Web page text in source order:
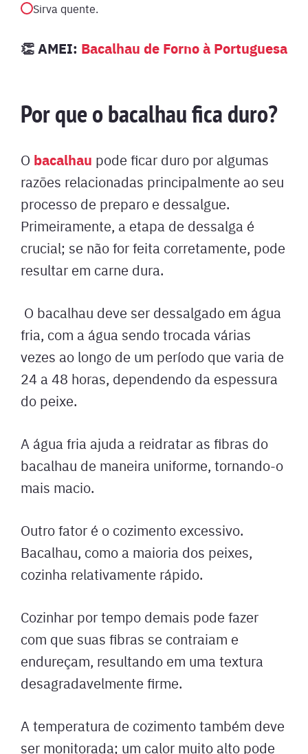
Sirva quente.
👏 AMEI: Bacalhau de Forno à Portuguesa
Por que o bacalhau fica duro?
O bacalhau pode ficar duro por algumas
razões relacionadas principalmente ao seu
processo de preparo e dessalgue.
Primeiramente, a etapa de dessalga é
crucial; se não for feita corretamente, pode
resultar em carne dura.
O bacalhau deve ser dessalgado em água
fria, com a água sendo trocada várias
vezes ao longo de um período que varia de
24 a 48 horas, dependendo da espessura
do peixe.
A água fria ajuda a reidratar as fibras do
bacalhau de maneira uniforme, tornando-o
mais macio.
Outro fator é o cozimento excessivo.
Bacalhau, como a maioria dos peixes,
cozinha relativamente rápido.
Cozinhar por tempo demais pode fazer
com que suas fibras se contraiam e
endureçam, resultando em uma textura
desagradavelmente firme.
A temperatura de cozimento também deve
ser monitorada; um calor muito alto pode